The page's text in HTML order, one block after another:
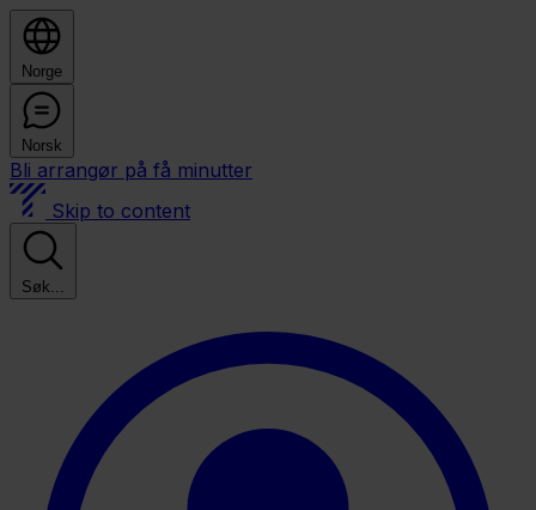
Norge
Norsk
Bli arrangør på få minutter
Skip to content
Søk...